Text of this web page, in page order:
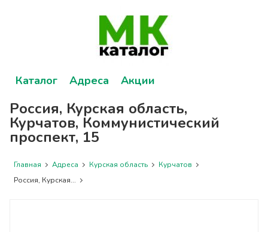
Каталог Адреса Акции
Россия, Курская область,
Курчатов, Коммунистический
проспект, 15
Главная Адреса Курская область
Курчатов
Россия, Курская...